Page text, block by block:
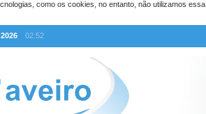
como os cookies, no entanto, não utilizamos
02:52